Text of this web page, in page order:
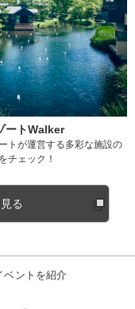
ートWalker
トが運営する多彩な施設の
チェック！
る
ベントを紹介